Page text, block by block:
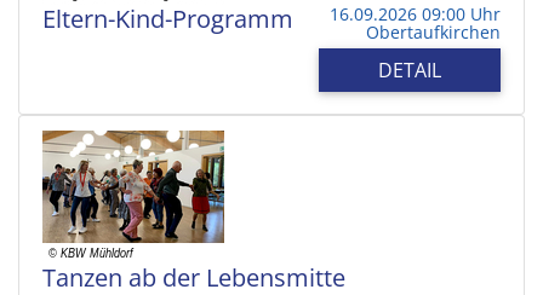
Eltern-Kind-Programm 16.09.2026 09:00 Uhr
Obertaufkirchen
DETAIL
Tanzen ab der Lebensmitte